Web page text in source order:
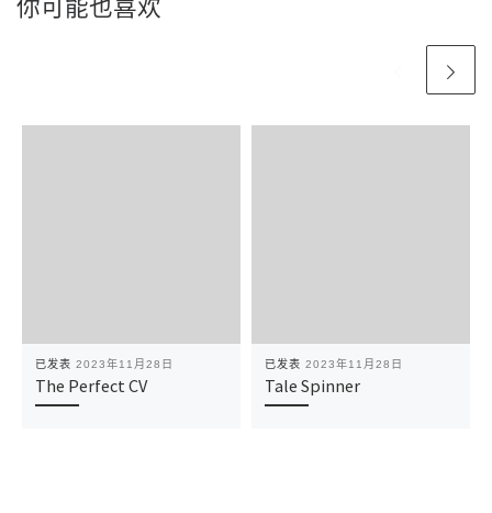
你可能也喜欢
已发表 2023年11月28日
The Perfect CV
已发表 2023年11月28日
Tale Spinner